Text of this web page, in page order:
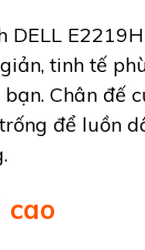
DELL
tinh tế
Chân đế
để luồn